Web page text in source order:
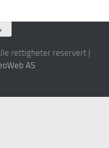
rettigheter reservert |
AS